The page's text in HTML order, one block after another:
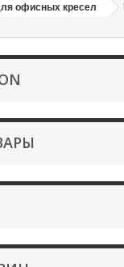
офисных кресел